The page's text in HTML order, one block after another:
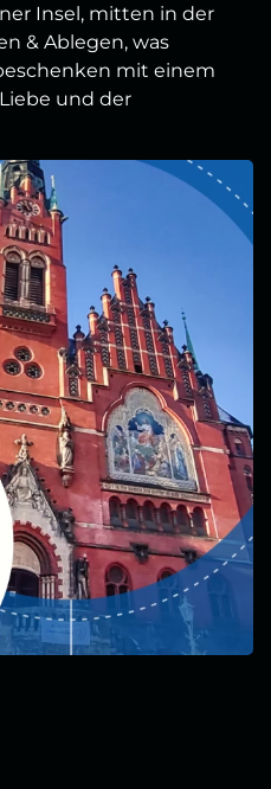
Insel, mitten in der
& Ablegen, was
mit einem
und der